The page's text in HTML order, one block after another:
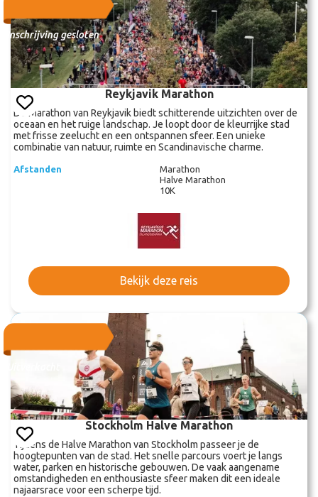
Inschrijving gesloten
Reykjavik Marathon
De Marathon van Reykjavik biedt schitterende uitzichten over de
oceaan en het ruige landschap. Je loopt door de kleurrijke stad
met frisse zeelucht en een ontspannen sfeer. Een unieke
combinatie van natuur, ruimte en Scandinavische charme.
Afstanden
Marathon
Halve Marathon
10K
Bekijk deze reis
Stockholm Halve Marathon
Tijdens de Halve Marathon van Stockholm passeer je de
hoogtepunten van de stad. Het snelle parcours voert je langs
water, parken en historische gebouwen. De vaak aangename
omstandigheden en enthousiaste sfeer maken dit een ideale
najaarsrace voor een scherpe tijd.